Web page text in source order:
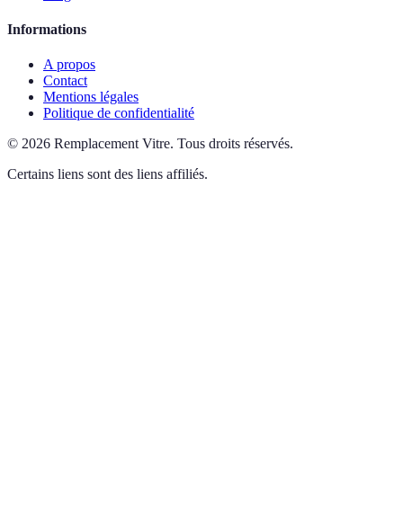
Informations
A propos
Contact
Mentions légales
Politique de confidentialité
© 2026 Remplacement Vitre. Tous droits réservés.
Certains liens sont des liens affiliés.